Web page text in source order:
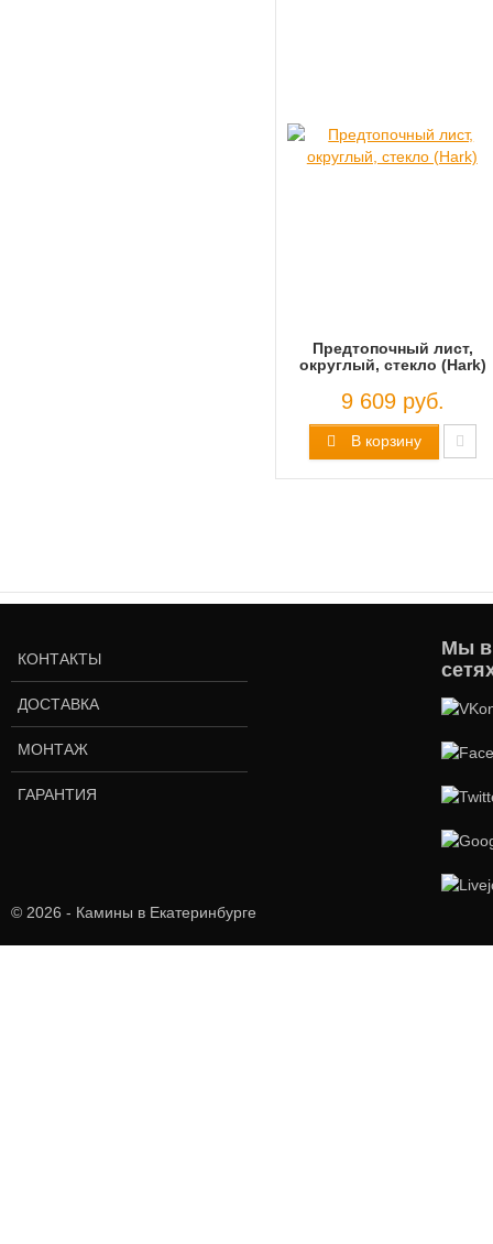
Предтопочный лист,
округлый, стекло (Hark)
9 609 руб.
В корзину
КОНТАКТЫ
ДОСТАВКА
МОНТАЖ
ГАРАНТИЯ
Мы в
© 2026 - Камины в Екатеринбурге